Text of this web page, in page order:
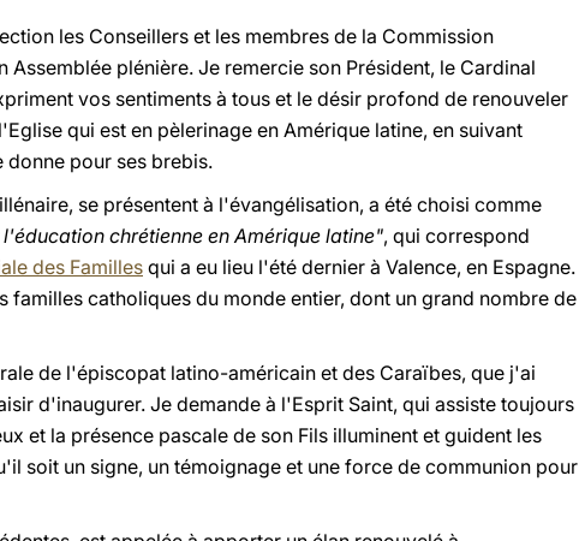
les Conseillers et les membres de la Commission
plénière. Je remercie son Président, le Cardinal
vos sentiments à tous et le désir profond de renouveler
qui est en pèlerinage en Amérique latine, en suivant
donne pour ses brebis.
se présentent à l'évangélisation, a été choisi comme
chrétienne en Amérique latine", qui correspond
des Familles qui a eu lieu l'été dernier à Valence, en Espagne.
familles catholiques du monde entier, dont un grand nombre de
de l'épiscopat latino-américain et des Caraïbes, que j'ai
d'inaugurer. Je demande à l'Esprit Saint, qui assiste toujours
et la présence pascale de son Fils illuminent et guident les
soit un signe, un témoignage et une force de communion pour